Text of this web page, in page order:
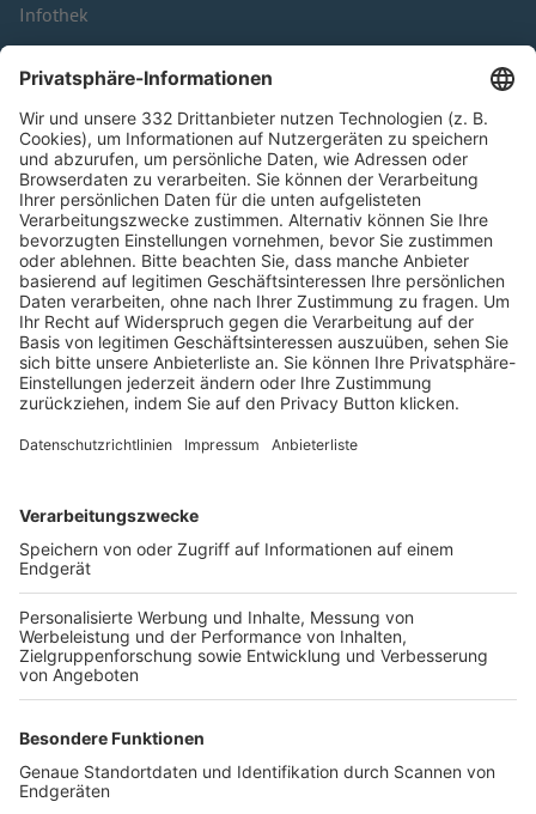
Infothek
Kontakt
HÄUFIG BESUCHTE SEITEN
Pässe und Vereinswechsel
Trainerausbildung
Schulungsangebot Vereinsmitarbeiter
BFV-Geschäftsstellen
Trainerbörse
Login SpielPlus
FOLGE DEM BFV
TOP-VEREINE
TOP-PARTNER